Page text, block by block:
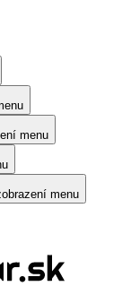
menu
menu